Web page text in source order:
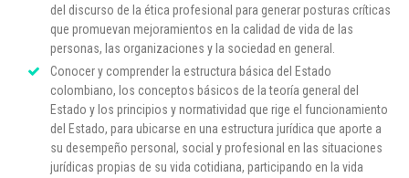
del discurso de la ética profesional para generar posturas críticas
que promuevan mejoramientos en la calidad de vida de las
personas, las organizaciones y la sociedad en general.
Conocer y comprender la estructura básica del Estado
colombiano, los conceptos básicos de la teoría general del
Estado y los principios y normatividad que rige el funcionamiento
del Estado, para ubicarse en una estructura jurídica que aporte a
su desempeño personal, social y profesional en las situaciones
jurídicas propias de su vida cotidiana, participando en la vida